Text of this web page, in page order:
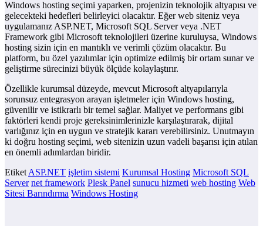
Windows hosting seçimi yaparken, projenizin teknolojik altyapısı ve
gelecekteki hedefleri belirleyici olacaktır. Eğer web siteniz veya
uygulamanız ASP.NET, Microsoft SQL Server veya .NET
Framework gibi Microsoft teknolojileri üzerine kuruluysa, Windows
hosting sizin için en mantıklı ve verimli çözüm olacaktır. Bu
platform, bu özel yazılımlar için optimize edilmiş bir ortam sunar ve
geliştirme sürecinizi büyük ölçüde kolaylaştırır.
Özellikle kurumsal düzeyde, mevcut Microsoft altyapılarıyla
sorunsuz entegrasyon arayan işletmeler için Windows hosting,
güvenilir ve istikrarlı bir temel sağlar. Maliyet ve performans gibi
faktörleri kendi proje gereksinimlerinizle karşılaştırarak, dijital
varlığınız için en uygun ve stratejik kararı verebilirsiniz. Unutmayın
ki doğru hosting seçimi, web sitenizin uzun vadeli başarısı için atılan
en önemli adımlardan biridir.
Etiket ASP.NET işletim sistemi Kurumsal Hosting Microsoft SQL
Server net framework Plesk Panel sunucu hizmeti web hosting Web
Sitesi Barındırma Windows Hosting